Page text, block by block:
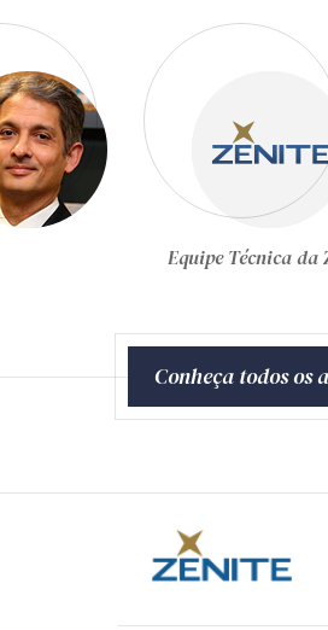
Gustavo
Conheça todos os